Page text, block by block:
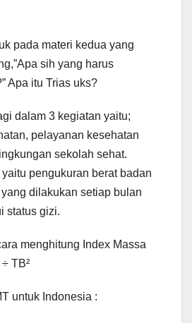
pada materi kedua yang
sih yang harus
Apa itu Trias uks?
dalam 3 kegiatan yaitu;
pelayanan kesehatan
sekolah sehat.
pengukuran berat badan
dilakukan setiap bulan
status gizi.
menghitung Index Massa
TB²
untuk Indonesia :